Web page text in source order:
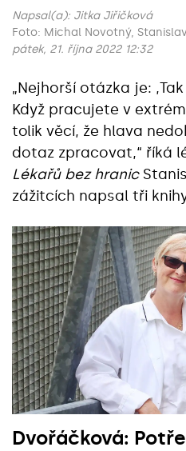
Napsal(a): Jitka Jiřičková
Foto: Michal Novotný,
pátek, 21. října 2022 12:32
„Nejhorší otázka je:
Když pracujete v
tolik věcí, že hlava
dotaz zpracovat,“ říká
Lékařů bez hranic
zážitcích napsal tři
Dvořáčková: